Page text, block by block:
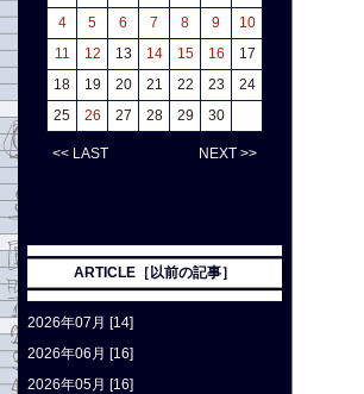
4
5 6 7 8 9
10
11
12 13 14 15 16
17
18
19 20 21 22 23
24
25
26 27 28 29 30
<< LAST NEXT >>
ARTICLE［以前の記事］
2026年07月 [14]
2026年06月 [16]
2026年05月 [16]